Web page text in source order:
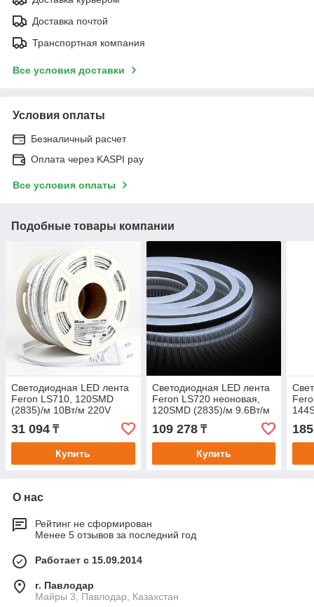
Доставка почтой
Транспортная компания
Все условия доставки
Условия оплаты
Безналичный расчет
Оплата через KASPI pay
Все условия оплаты
Подобные товары компании
Светодиодная LED лента
Feron LS710, 120SMD
(2835)/м 10Вт/м 220V
длина 25м, 4000K, IP65, с
1 сетевым шнуром, 2
31 094 ₸
Купить
Cветодиодная LED лента
Feron LS720 неоновая,
120SMD (2835)/м 9.6Вт/м
50м 220V 4000К IP67
109 278₸
Купить
О нас
Рейтинг не сформирован
Менее 5 отзывов за последний год
Работает с 15.09.2014
г. Павлодар
Майры 3, Павлодар, Казахстан